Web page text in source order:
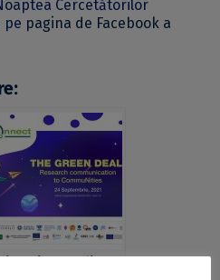
Cercetătorilor
pe pagina de Facebook a